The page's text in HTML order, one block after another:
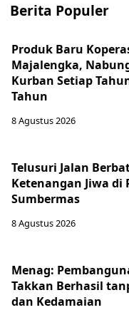
Berita Populer
Produk Baru
Majalengka,
Kurban Setiap
Tahun
8 Agustus 2026
Telusuri Jalan
Ketenangan Jiwa di
Sumbermas
8 Agustus 2026
Menag:
Takkan Berhasil
dan Kedamaian